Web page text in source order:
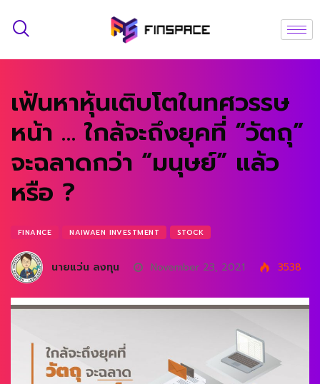
เฟ้นหาหุ้นเติบโตในทศวรรษ
หน้า … ใกล้จะถึงยุคที่ “วัตถุ”
จะฉลาดกว่า “มนุษย์” แล้ว
หรือ ?
FINANCE NAIWAEN INVESTMENT STOCK
นายแว่น ลงทุน November 23, 2021 3538